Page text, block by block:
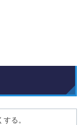
る。